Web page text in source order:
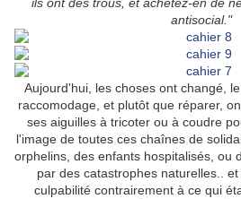
antisocial."
Aujourd'hui, les choses ont changé,
raccomodage, et plutôt que réparer,
ses aiguilles à tricoter ou à coudre
l'image de toutes ces chaînes de
orphelins, des enfants hospitalisés, ou
par des catastrophes naturelles..
culpabilité contrairement à ce qui